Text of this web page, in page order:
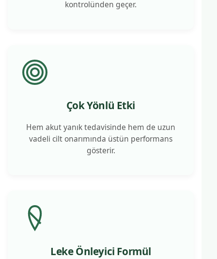
kontrolünden geçer.
Çok Yönlü Etki
Hem akut yanık tedavisinde hem de uzun
vadeli cilt onarımında üstün performans
gösterir.
Leke Önleyici Formül